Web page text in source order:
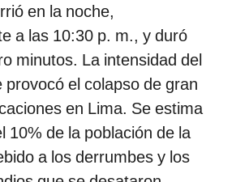
en la noche,
a las 10:30 p. m., y duró
minutos. La intensidad del
el colapso de gran
en Lima. Se estima
10% de la población de la
a los derrumbes y los